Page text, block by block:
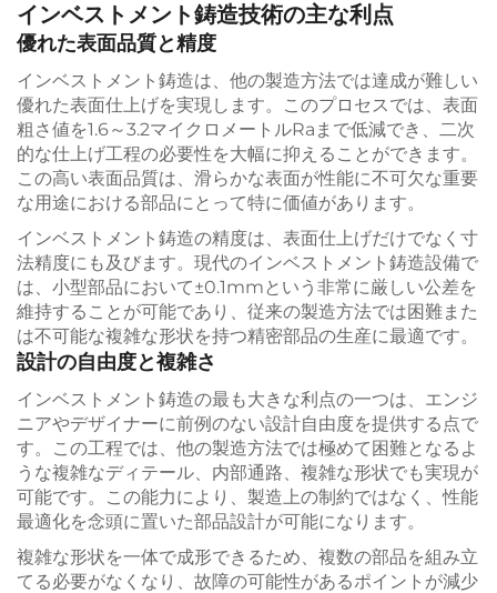
インベストメント鋳造技術の主な利点
優れた表面品質と精度
インベストメント鋳造は、他の製造方法では達成が難しい
優れた表面仕上げを実現します。このプロセスでは、表面
粗さ値を1.6～3.2マイクロメートルRaまで低減でき、二次
的な仕上げ工程の必要性を大幅に抑えることができます。
この高い表面品質は、滑らかな表面が性能に不可欠な重要
な用途における部品にとって特に価値があります。
インベストメント鋳造の精度は、表面仕上げだけでなく寸
法精度にも及びます。現代のインベストメント鋳造設備で
は、小型部品において±0.1mmという非常に厳しい公差を
維持することが可能であり、従来の製造方法では困難また
は不可能な複雑な形状を持つ精密部品の生産に最適です。
設計の自由度と複雑さ
インベストメント鋳造の最も大きな利点の一つは、エンジ
ニアやデザイナーに前例のない設計自由度を提供する点で
す。この工程では、他の製造方法では極めて困難となるよ
うな複雑なディテール、内部通路、複雑な形状でも実現が
可能です。この能力により、製造上の制約ではなく、性能
最適化を念頭に置いた部品設計が可能になります。
複雑な形状を一体で成形できるため、複数の部品を組み立
てる必要がなくなり、故障の可能性があるポイントが減少